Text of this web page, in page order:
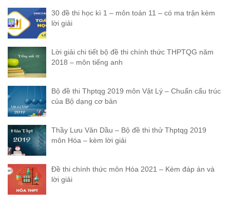
30 đề thi học kì 1 – môn toán 11 – có ma trận kèm
lời giải
Lời giải chi tiết bộ đề thi chính thức THPTQG năm
2018 – môn tiếng anh
Bộ đề thi Thptqg 2019 môn Vật Lý – Chuẩn cấu trúc
của Bộ dạng cơ bản
Thầy Lưu Văn Dầu – Bộ đề thi thử Thptqg 2019
môn Hóa – kèm lời giải
Đề thi chính thức môn Hóa 2021 – Kèm đáp án và
lời giải